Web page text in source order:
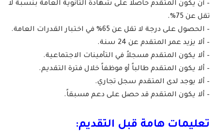
– أن يكون المتقدم حاصلاً على شهادة الثانوية العامة بنسبة لا
تقل عن 75%.
– الحصول على درجة لا تقل عن 65% في اختبار القدرات العامة.
– ألا يزيد عمر المتقدم عن 24 سنة.
– ألا يكون المتقدم مسجلاً في التأمينات الاجتماعية.
– ألا يكون المتقدم طالباً أو موظفاً خلال فترة التقديم.
– ألا يوجد لدى المتقدم سجل تجاري.
– ألا يكون المتقدم قد حصل على دعم مسبقاً.
تعليمات هامة قبل التقديم: